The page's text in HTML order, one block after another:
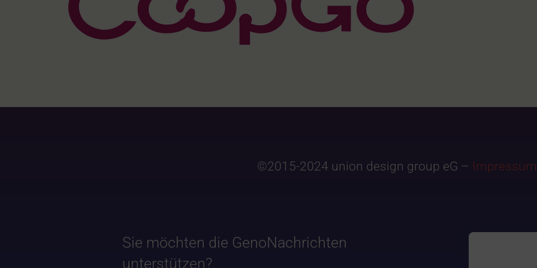
©2015-2024 union design group eG – Impressum
Sie möchten die GenoNachrichten
unterstützen?